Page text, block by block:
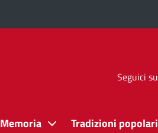
Seguici su
Memoria Tradizioni popolari